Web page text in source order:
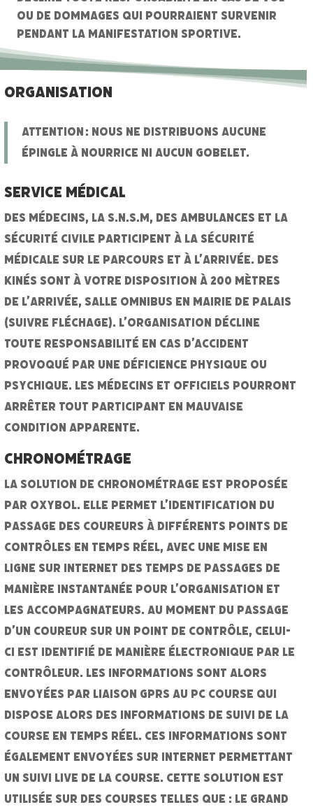
ou de dommages qui pourraient survenir
pendant la manifestation sportive.
ORGANISATION
ATTENTION : Nous ne distribuons aucune
épingle à nourrice ni aucun gobelet.
Service Médical
Des médecins, la S.N.S.M, des ambulances et la
sécurité civile participent à la sécurité
médicale sur le parcours et à l’arrivée. Des
kinés sont à votre disposition à 200 mètres
de l’arrivée, salle omnibus en Mairie de Palais
(suivre fléchage). L’organisation décline
toute responsabilité en cas d’accident
provoqué par une déficience physique ou
psychique. Les médecins et officiels pourront
arrêter tout participant en mauvaise
condition apparente.
Chronométrage
La solution de chronométrage est proposée
par Oxybol. Elle permet l’identification du
passage des coureurs à différents points de
contrôles en temps réel, avec une mise en
ligne sur internet des temps de passages de
manière instantanée pour l’organisation et
les accompagnateurs. Au moment du passage
d’un coureur sur un point de contrôle, celui-
ci est identifié de manière électronique par le
contrôleur. Les informations sont alors
envoyées par liaison GPRS au PC course qui
dispose alors des informations de suivi de la
course en temps réel. Ces informations sont
également envoyées sur internet permettant
un suivi live de la course. Cette solution est
utilisée sur des courses telles que : Le Grand